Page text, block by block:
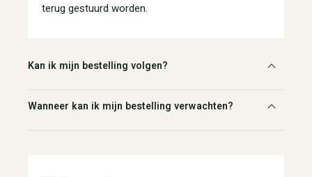
terug gestuurd worden.
Kan ik mijn bestelling volgen?
Wanneer kan ik mijn bestelling verwachten?